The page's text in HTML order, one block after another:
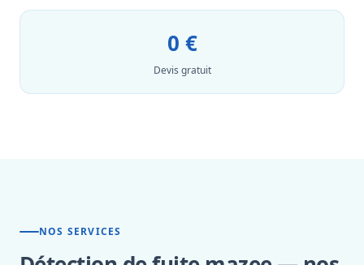
0 €
Devis gratuit
NOS SERVICES